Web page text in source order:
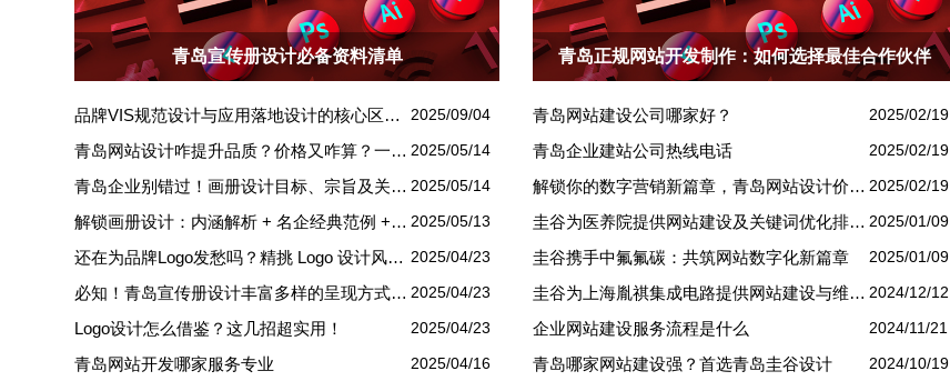
青岛宣传册设计必备资料清单
品牌VIS规范设计与应用落地设计的核心区别解析 2025/09/04
青岛网站设计咋提升品质？价格又咋算？一文讲清 2025/05/14
青岛企业别错过！画册设计目标、宗旨及关键要点全揭秘 2025/05/14
解锁画册设计：内涵解析 + 名企经典范例 + 强大作用全揭秘 2025/05/13
还在为品牌Logo发愁吗？精挑 Logo 设计风格这一步，轻松铸就独属于你的品牌魅力 2025/04/23
必知！青岛宣传册设计丰富多样的呈现方式盘点 2025/04/23
Logo设计怎么借鉴？这几招超实用！ 2025/04/23
青岛网站开发哪家服务专业 2025/04/16
青岛正规网站开发制作：如何选择最佳合作伙伴
青岛网站建设公司哪家好？ 2025/02/19
青岛企业建站公司热线电话 2025/02/19
解锁你的数字营销新篇章，青岛网站设计价格几何？ 2025/02/19
圭谷为医养院提供网站建设及关键词优化排名服务：青岛圣德嘉朗颐养中心案例 2025/01/09
圭谷携手中氟氟碳：共筑网站数字化新篇章 2025/01/09
圭谷为上海胤祺集成电路提供网站建设与维护服务 2024/12/12
企业网站建设服务流程是什么 2024/11/21
青岛哪家网站建设强？首选青岛圭谷设计 2024/10/19